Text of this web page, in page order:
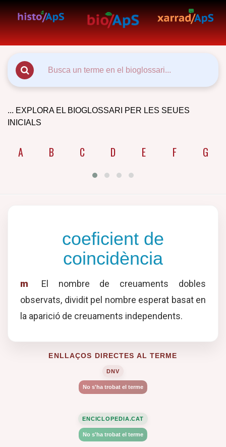
... EXPLORA EL BIOGLOSSARI PER LES SEUES
INICIALS
A B C D E F G
coeficient de
coincidència
m
El nombre de creuaments dobles
observats, dividit pel nombre esperat basat en
la aparició de creuaments independents.
ENLLAÇOS DIRECTES AL TERME
DNV
No s'ha trobat el terme
ENCICLOPEDIA.CAT
No s'ha trobat el terme